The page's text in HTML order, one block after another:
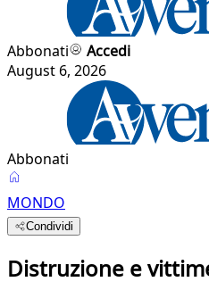
Abbonati
Accedi
August 6, 2026
Abbonati
MONDO
Condividi
Distruzione e